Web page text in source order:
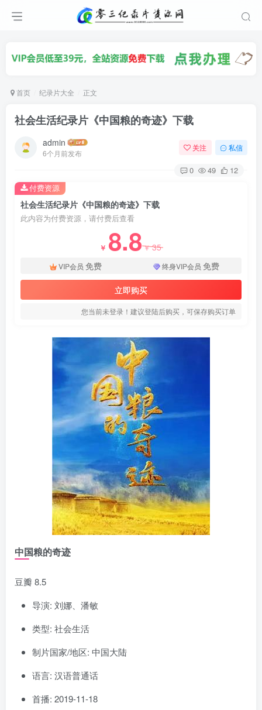
首页 纪录片大全 正文
社会生活纪录片《中国粮的奇迹》下载
admin
6个月前发布
关注 私信
0 49 12
社会生活纪录片《中国粮的奇迹》下载
此内容为付费资源，请付费后查看
￥ 8.8￥35
VIP会员 免费 终身VIP会员 免费
立即购买
您当前未登录！建议登陆后购买，可保存购买订单
付费资源
中国粮的奇迹
豆瓣 8.5
导演: 刘娜、潘敏
类型: 社会生活
制片国家/地区: 中国大陆
语言: 汉语普通话
首播: 2019-11-18